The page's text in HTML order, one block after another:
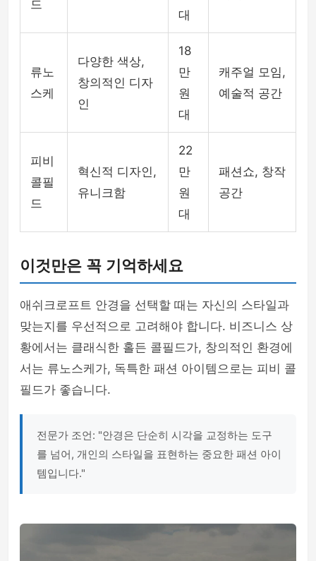
드
대
류노
스케
다양한 색상,
창의적인 디자
인
18
만
원
대
캐주얼 모임,
예술적 공간
피비
콜필
드
혁신적 디자인,
유니크함
22
만
원
대
패션쇼, 창작
공간
이것만은 꼭 기억하세요
애쉬크로프트 안경을 선택할 때는 자신의 스타일과
맞는지를 우선적으로 고려해야 합니다. 비즈니스 상
황에서는 클래식한 홀든 콜필드가, 창의적인 환경에
서는 류노스케가, 독특한 패션 아이템으로는 피비 콜
필드가 좋습니다.
전문가 조언: "안경은 단순히 시각을 교정하는 도구
를 넘어, 개인의 스타일을 표현하는 중요한 패션 아이
템입니다."